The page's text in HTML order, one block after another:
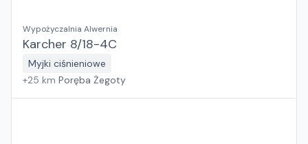
Wypożyczalnia Alwernia
Karcher 8/18-4C
Myjki ciśnieniowe
+25 km Poręba Żegoty